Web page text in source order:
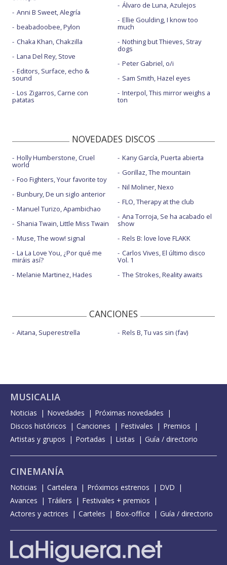
Anni B Sweet, Alegría
beabadoobee, Pylon
Chaka Khan, Chakzilla
Lana Del Rey, Stove
Editors, Surface, echo &
sound
Los Zigarros, Carne con
patatas
Álvaro de Luna, Azulejos
Ellie Goulding, I know too
much
Nothing but Thieves, Stray
dogs
Peter Gabriel, o/i
Sam Smith, Hazel eyes
Interpol, This mirror weighs a
ton
NOVEDADES DISCOS
Holly Humberstone, Cruel
world
Foo Fighters, Your favorite toy
Bunbury, De un siglo anterior
Manuel Turizo, Apambichao
Shania Twain, Little Miss Twain
Muse, The wow! signal
La La Love You, ¿Por qué me
miráis así?
Melanie Martinez, Hades
Kany García, Puerta abierta
Gorillaz, The mountain
Nil Moliner, Nexo
FLO, Therapy at the club
Ana Torroja, Se ha acabado el
show
Rels B: love love FLAKK
Carlos Vives, El último disco
Vol. 1
The Strokes, Reality awaits
CANCIONES
Aitana, Superestrella Rels B, Tu vas sin (fav)
MUSICALIA
Noticias Novedades
Próximas novedades
Discos históricos
Canciones Festivales
Premios
Artistas y grupos
Portadas Listas Guía / directorio
CINEMANÍA
Noticias Cartelera Próximos estrenos
DVD
Avances
Tráilers
Festivales + premios
Actores y actrices
Carteles Box-office Guía / directorio